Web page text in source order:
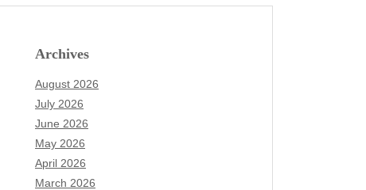
Archives
August 2026
July 2026
June 2026
May 2026
April 2026
March 2026